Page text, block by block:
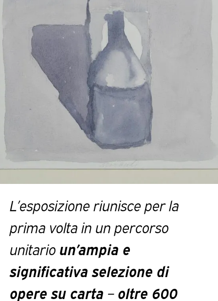
L’esposizione riunisce per la
prima volta in un percorso
unitario un’ampia e
significativa selezione di
opere su carta –oltre 600